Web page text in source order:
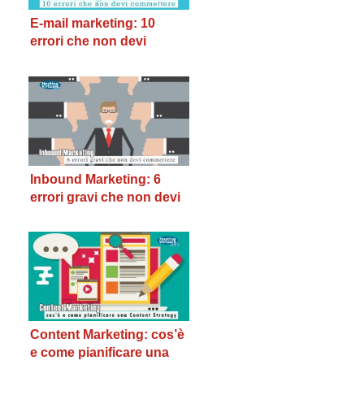
E-mail marketing: 10
errori che non devi
Inbound Marketing: 6
errori gravi che non devi
Content Marketing: cos’è
e come pianificare una